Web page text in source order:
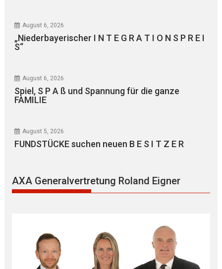
August 6, 2026
„Niederbayerischer I N T E G R A T I O N S P R E I
S“
August 6, 2026
Spiel, S P A ß und Spannung für die ganze
FAMILIE
August 5, 2026
FUNDSTÜCKE suchen neuen B E S I T Z E R
AXA Generalvertretung Roland Eigner